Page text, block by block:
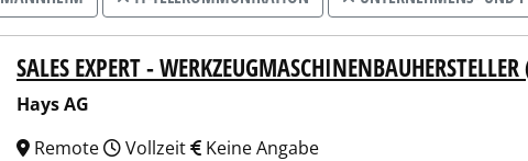
SALES EXPERT -
Hays AG
Remote
Vollzeit Keine Angabe